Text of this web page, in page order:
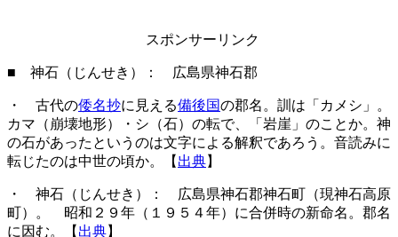
スポンサーリンク
■ 神石（じんせき）： 広島県神石郡
・ 古代の倭名抄に見える備後国の郡名。訓は「カメシ」。
カマ（崩壊地形）・シ（石）の転で、「岩崖」のことか。神
の石があったというのは文字による解釈であろう。音読みに
転じたのは中世の頃か。【 出典】
・ 神石（じんせき）： 広島県神石郡神石町（現神石高原
町）。 昭和２９年（１９５４年）に合併時の新命名。郡名
に因む。【 出典】